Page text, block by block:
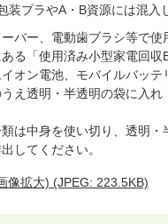
装プラやA・B資源には混入
バー、電動歯ブラシ等で
る「使用済み小型家電回収
イオン電池、モバイルバッ
え透明・半透明の袋に入
は中身を使い切り、透明
してください。
像拡大) (JPEG: 223.5KB)